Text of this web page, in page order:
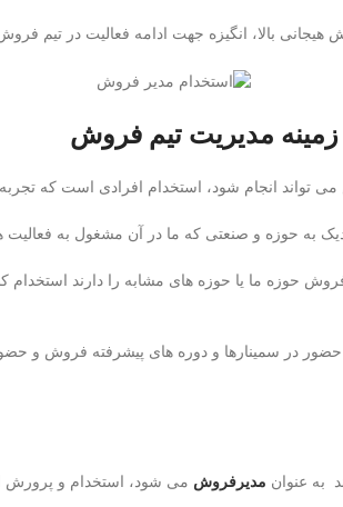
هیجانی بالا، انگیزه جهت ادامه فعالیت در
انجام شود، استخدام افرادی است که تجربه
به حوزه و صنعتی که ما در آن مشغول به فعالیت
حوزه ما یا حوزه های مشابه را دارند استخدام
در سمینارها و دوره های پیشرفته فروش و
به عنوان مدیرفروش می شود، استخدام و پرورش